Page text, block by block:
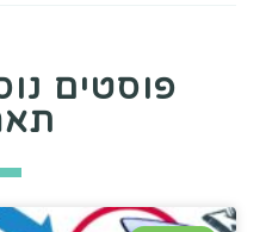
פוסטים